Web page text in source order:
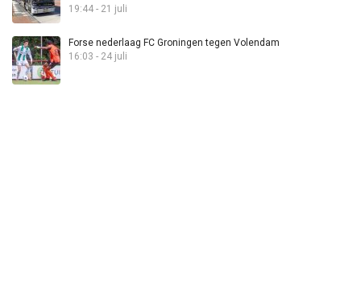
19:44 - 21 juli
Forse nederlaag FC Groningen tegen Volendam
16:03 - 24 juli